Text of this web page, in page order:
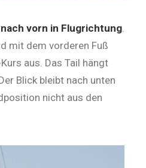
vorn in Flugrichtung.
mit dem vorderen Fuß
aus. Das Tail hängt
Blick bleibt nach unten
nicht aus den